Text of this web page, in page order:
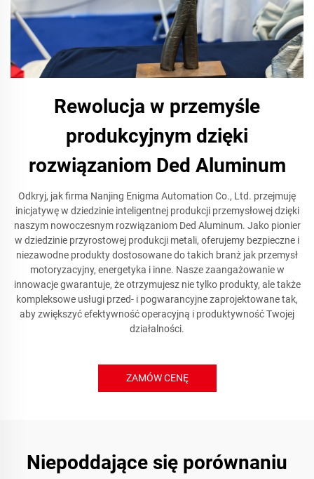
Rewolucja w przemyśle
produkcyjnym dzięki
rozwiązaniom Ded Aluminum
Odkryj, jak firma Nanjing Enigma Automation Co., Ltd. przejmuję
inicjatywę w dziedzinie inteligentnej produkcji przemysłowej dzięki
naszym nowoczesnym rozwiązaniom Ded Aluminum. Jako pionier
w dziedzinie przyrostowej produkcji metali, oferujemy bezpieczne i
niezawodne produkty dostosowane do takich branż jak przemysł
motoryzacyjny, energetyka i inne. Nasze zaangażowanie w
innowacje gwarantuje, że otrzymujesz nie tylko produkty, ale także
kompleksowe usługi przed- i pogwarancyjne zaprojektowane tak,
aby zwiększyć efektywność operacyjną i produktywność Twojej
działalności.
ZAMÓW CENĘ
Niepoddające się porównaniu